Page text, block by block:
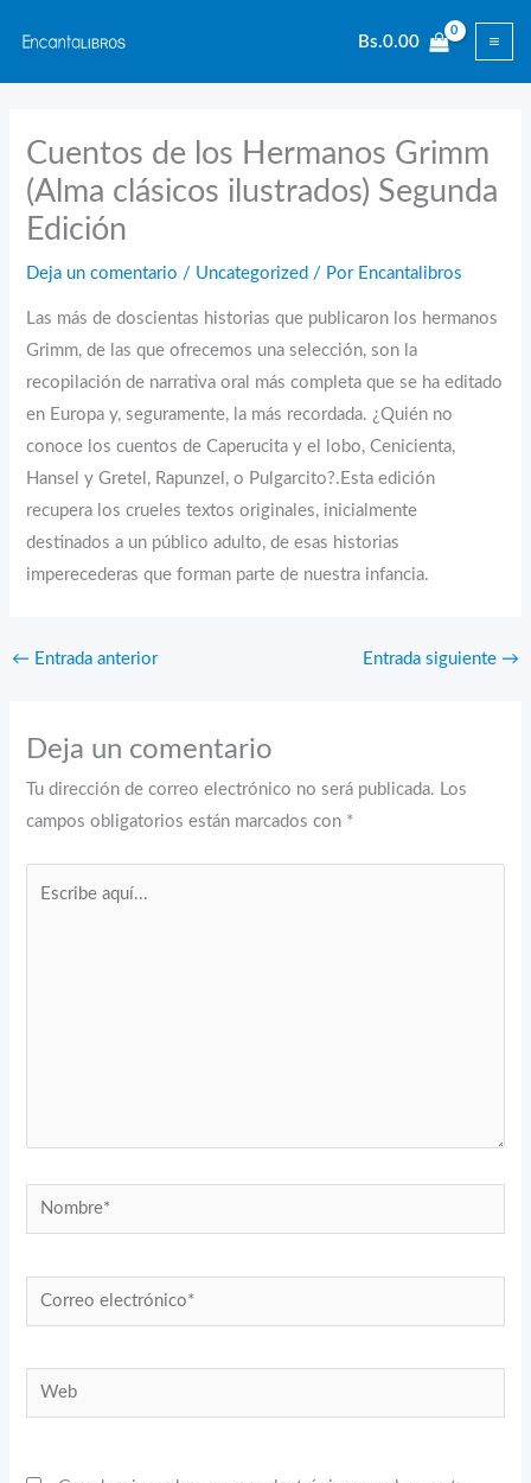
contenido
Bs.0.00
Cuentos de los Hermanos Grimm
(Alma clásicos ilustrados) Segunda
Edición
Deja un comentario / Uncategorized / Por Encantalibros
Las más de doscientas historias que publicaron los hermanos
Grimm, de las que ofrecemos una selección, son la
recopilación de narrativa oral más completa que se ha editado
en Europa y, seguramente, la más recordada. ¿Quién no
conoce los cuentos de Caperucita y el lobo, Cenicienta,
Hansel y Gretel, Rapunzel, o Pulgarcito?.Esta edición
recupera los crueles textos originales, inicialmente
destinados a un público adulto, de esas historias
imperecederas que forman parte de nuestra infancia.
← Entrada anterior Entrada siguiente →
Deja un comentario
Tu dirección de correo electrónico no será publicada. Los
campos obligatorios están marcados con *
Nombre*
Correo
electrónico*
Web